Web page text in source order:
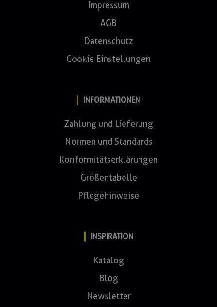
Impressum
AGB
Datenschutz
Cookie Einstellungen
INFORMATIONEN
Zahlung und Lieferung
Normen und Standards
Konformitätserklärungen
Größentabelle
Pflegehinweise
INSPIRATION
Katalog
Blog
Newsletter